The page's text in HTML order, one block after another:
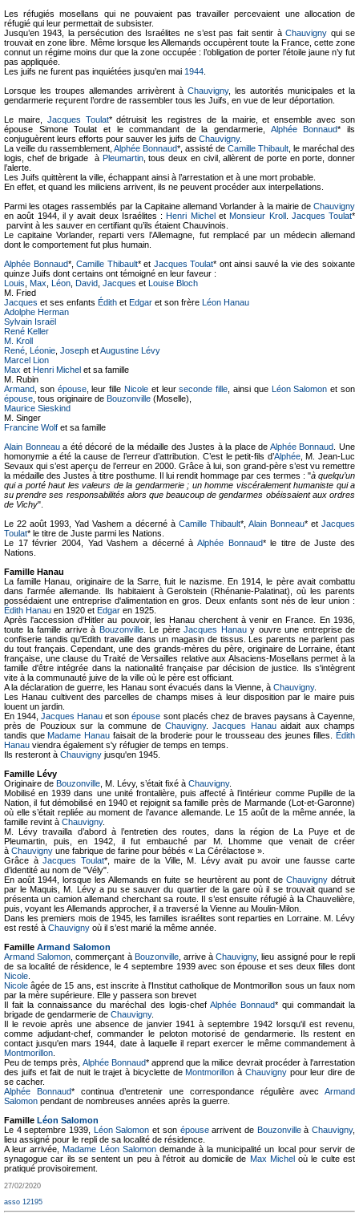
Les réfugiés mosellans qui ne pouvaient pas travailler percevaient une allocation de
réfugié qui leur permettait de subsister.
Jusqu’en 1943, la persécution des Israélites ne s’est pas fait sentir àChauvigny qui se
trouvait en zone libre. Même lorsque les Allemands occupèrent toute la France, cette zone
connut un régime moins dur que la zone occupée : l’obligation de porter l’étoile jaune n’y fut
pas appliquée.
Les juifs ne furent pas inquiétées jusqu’en mai 1944
Lorsque les troupes allemandes arrivèrent à Chauvigny, les autorités municipales et la
gendarmerie reçurent l’ordre de rassembler tous les Juifs, en vue de leur déportation.
Le maire, Jacques Toulat* détruisit les registres de la mairie, et ensemble avec son
épouse Simone Toulat et le commandant de la gendarmerie, Alphée Bonnaud* ils
conjuguèrent leurs efforts pour sauver les juifs de Chauvigny.
La veille du rassemblement, Alphée Bonnaud*, assisté de Camille Thibault , le maréchal des
logis, chef de brigade à Pleumartin, tous deux en civil, allèrent de porte en porte, donner
l’alerte.
Les Juifs quittèrent la ville, échappant ainsi à l’arrestation et à une mort probable.
En effet, et quand les miliciens arrivent, ils ne peuvent procéder aux interpellations.
Parmi les otages rassemblés par la Capitaine allemand Vorlander à la mairie de Chauvigny
en août 1944, il y avait deux Israélites :Henri MicheletMonsieur Kroll. Jacques Toulat*
parvint à les sauver en certifiant qu’ils étaient Chauvinois.
Le capitaine Vorlander, reparti vers l’Allemagne, fut remplacé par un médecin allemand
dont le comportement fut plus humain.
Alphée Bonnaud*,Camille Thibault* et Jacques Toulat* ont ainsi sauvé la vie des soixante
quinze Juifs dont certains ont témoigné en leur faveur :
Louis Max Léon David Jacques et Louise Bloch
M. Fried
Jacques et ses enfants Édith et Edgar et son frère Léon Hanau
Adolphe Herman
Sylvain Israël
René Keller
M. Kroll
René Léonie Joseph etAugustine Lévy
Marcel Lion
Max et Henri Michel et sa famille
M. Rubin
Armand , son épouse, leur filleNicole et leurseconde fille , ainsi que Léon Salomon et son
épouse , tous originaire de Bouzonville (Moselle),
Maurice Sieskind
M. Singer
Francine Wolf et sa famille
Alain Bonneaua été décoré de la médaille des Justes à la place de Alphée Bonnaud . Une
homonymie a été la cause de l’erreur d’attribution. C’est le petit-fils d’Alphée, M. Jean-Luc
Sevaux qui s’est aperçu de l’erreur en 2000. Grâce à lui, son grand-père s’est vu remettre
la médaille des Justes à titre posthume. Il lui rendit hommage par ces termes : "à quelqu’un
qui a porté haut les valeurs de la gendarmerie ; un homme viscéralement humaniste qui a
su prendre ses responsabilités alors que beaucoup de gendarmes obéissaient aux ordres
de Vichy".
Le 22 août 1993, Yad Vashem a décerné à Camille Thibault*, Alain Bonneau* etJacques
Toulat* le titre de Juste parmi les Nations.
Le 17 février 2004, Yad Vashem a décerné à Alphée Bonnaud* le titre de Juste des
Nations.
Famille Hanau
La famille Hanau, originaire de la Sarre, fuit le nazisme. En 1914, le père avait combattu
dans l'armée allemande. Ils habitaient à Gerolstein (Rhénanie-Palatinat), où les parents
possédaient une entreprise d'alimentation en gros. Deux enfants sont nés de leur union :
Édith Hanau en 1920 et Edgar en 1925.
Après l'accession d'Hitler au pouvoir, les Hanau cherchent à venir en France. En 1936,
toute la famille arrive à Bouzonville. Le père Jacques Hanauy ouvre une entreprise de
confiserie tandis qu'Edith travaille dans un magasin de tissus. Les parents ne parlent pas
du tout français. Cependant, une des grands-mères du père, originaire de Lorraine, étant
française, une clause du Traité de Versailles relative aux Alsaciens-Mosellans permet à la
famille d'être intégrée dans la nationalité française par décision de justice. Ils s'intègrent
vite à la communauté juive de la ville où le père est officiant.
A la déclaration de guerre, les Hanau sont évacués dans la Vienne, à Chauvigny.
Les Hanau cultivent des parcelles de champs mises à leur disposition par le maire puis
louent un jardin.
En 1944,Jacques Hanau et sonépouse sont placés chez de braves paysans à Cayenne,
près de Pouzioux sur la commune de Chauvigny.Jacques Hanauaidait aux champs
tandis queMadame Hanau faisait de la broderie pour le trousseau des jeunes filles.Édith
Hanau viendra également s'y réfugier de temps en temps.
Ils resteront à Chauvigny jusqu'en 1945.
Famille Lévy
Originaire de Bouzonville , M. Lévy, s’était fixé à Chauvigny.
Mobilisé en 1939 dans une unité frontalière, puis affecté à l’intérieur comme Pupille de la
Nation, il fut démobilisé en 1940 et rejoignit sa famille près de Marmande (Lot-et-Garonne)
où elle s’était repliée au moment de l’avance allemande. Le 15 août de la même année, la
famille revint à Chauvigny.
M. Lévy travailla d’abord à l’entretien des routes, dans la région de La Puye et de
Pleumartin, puis, en 1942, il fut embauché par M. Lhomme que venait de créer
à Chauvigny une fabrique de farine pour bébés « La Cérélactose ».
Grâce àJacques Toulat*, maire de la Ville, M. Lévy avait pu avoir une fausse carte
d’identité au nom de "Vély".
En août 1944, lorsque les Allemands en fuite se heurtèrent au pont de Chauvignydétruit
par le Maquis, M. Lévy a pu se sauver du quartier de la gare où il se trouvait quand se
présenta un camion allemand cherchant sa route. Il s’est ensuite réfugié à la Chauvelière,
puis, voyant les Allemands approcher, il a traversé la Vienne au Moulin-Milon.
Dans les premiers mois de 1945, les familles israélites sont reparties en Lorraine. M. Lévy
est resté à Chauvigny où il s’est marié la même année.
Famille Armand Salomon
Armand Salomon , commerçant à Bouzonville, arrive àChauvigny, lieu assigné pour le repli
de sa localité de résidence, le 4 septembre 1939 avec son épouse et ses deux filles dont
Nicole
Nicole âgée de 15 ans, est inscrite à l'Institut catholique de Montmorillon sous un faux nom
par la mère supérieure. Elle y passera son brevet
Il fait la connaissance du maréchal des logis-chef Alphée Bonnaud* qui commandait la
brigade de gendarmerie de Chauvigny.
Il le revoie après une absence de janvier 1941 à septembre 1942 lorsqu'il est revenu,
comme adjudant-chef, commander le peloton motorisé de gendarmerie. Ils restent en
contact jusqu'en mars 1944, date à laquelle il repart exercer le même commandement à
Montmorillon
Peu de temps près, Alphée Bonnaud* apprend que la milice devrait procéder à l'arrestation
des juifs et fait de nuit le trajet à bicyclette deMontmorillon à Chauvignypour leur dire de
se cacher.
Alphée Bonnaud* continua d’entretenir une correspondance régulière avec Armand
Salomon pendant de nombreuses années après la guerre.
Famille Léon Salomon
Le 4 septembre 1939, Léon Salomon et son épousearrivent de BouzonvilleàChauvigny,
lieu assigné pour le repli de sa localité de résidence.
A leur arrivée,Madame Léon Salomondemande à la municipalité un local pour servir de
synagogue car ils se sentent un peu à l'étroit au domicile de Max Micheloù le culte est
pratiqué provisoirement.
27/02/2020
asso 12195